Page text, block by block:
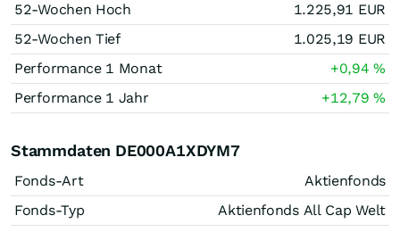
52-Wochen Hoch
1.225,91 EUR
52-Wochen Tief
1.025,19 EUR
Performance 1 Monat
+0,94%
Performance 1 Jahr
+12,79%
Stammdaten DE000A1XDYM7
Fonds-Art
Aktienfonds
Fonds-Typ
Aktienfonds All Cap Welt